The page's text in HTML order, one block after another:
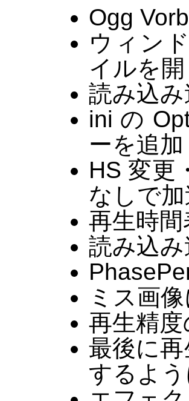
Ogg
ウィン
イルを
読み込
ini の
ーを追加
HS 変更
なしで
再生時
読み込
ミス画
再生精
最後に
するよ